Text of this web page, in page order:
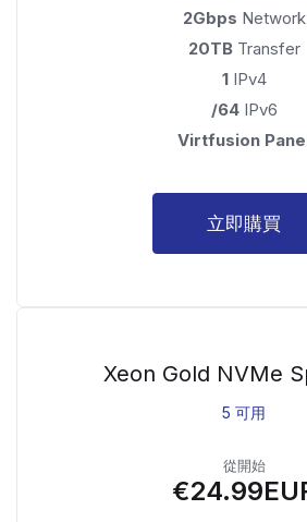
2Gbps Network
20TBTransfer
1IPv4
/64IPv6
Virtfusion
立即購買
Xeon Gold NVMe
5 可用
從開始